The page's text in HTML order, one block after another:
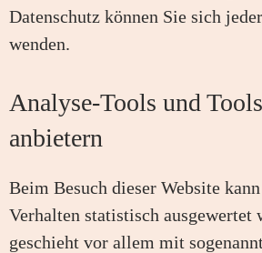
Datenschutz können Sie sich
wenden.
Analyse-Tools und
anbietern
Beim Besuch dieser Website
Verhalten statistisch ausgewertet
geschieht vor allem mit